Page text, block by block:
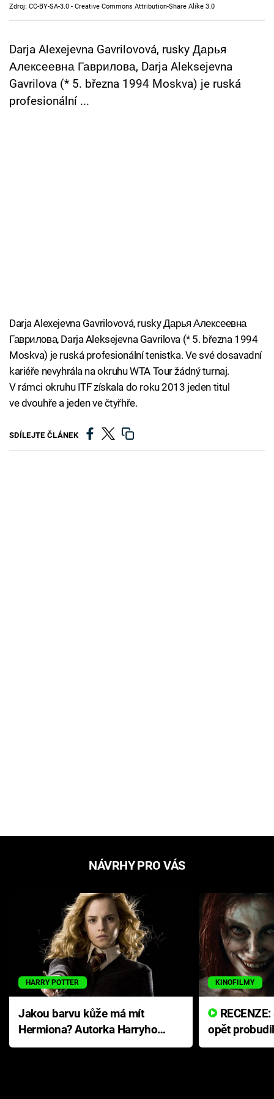
Cool Esport
Pořady
TV Program
Sledujte prima+
Zdroj: CC-BY-SA-3.0 - Creative Commons Attribution-Share Alike 3.0
Darja Alexejevna Gavrilovová, rusky Дарья
Алексеевна Гаврилова, Darja Aleksejevna
Gavrilova (* 5. března 1994 Moskva) je ruská
profesionální ...
Darja Alexejevna Gavrilovová, rusky Дарья Алексеевна
Гаврилова, Darja Aleksejevna Gavrilova (* 5. března 1994
Moskva) je ruská profesionální tenistka. Ve své dosavadní
kariéře nevyhrála na okruhu WTA Tour žádný turnaj.
V rámci okruhu ITF získala do roku 2013 jeden titul
ve dvouhře a jeden ve čtyřhře.
SDÍLEJTE ČLÁNEK
NÁVRHY PRO VÁS
HARRY POTTER
Jakou barvu kůže má mít
Hermiona? Autorka Harryho
Pottera přišla s ráznou
KINOFILMY
opět
přichází s